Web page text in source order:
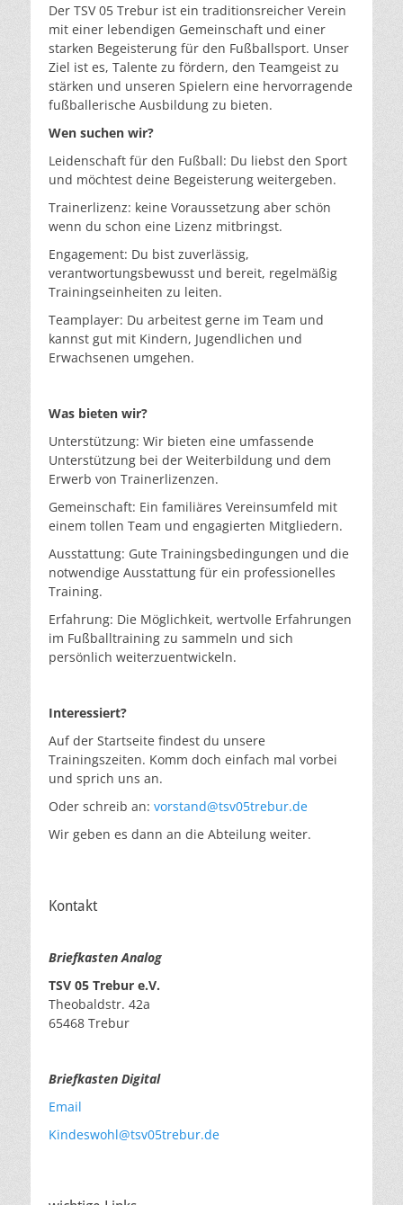
Der TSV 05 Trebur ist ein traditionsreicher Verein
mit einer lebendigen Gemeinschaft und einer
starken Begeisterung für den Fußballsport. Unser
Ziel ist es, Talente zu fördern, den Teamgeist zu
stärken und unseren Spielern eine hervorragende
fußballerische Ausbildung zu bieten.
Wen suchen wir?
Leidenschaft für den Fußball: Du liebst den Sport
und möchtest deine Begeisterung weitergeben.
Trainerlizenz: keine Voraussetzung aber schön
wenn du schon eine Lizenz mitbringst.
Engagement: Du bist zuverlässig,
verantwortungsbewusst und bereit, regelmäßig
Trainingseinheiten zu leiten.
Teamplayer: Du arbeitest gerne im Team und
kannst gut mit Kindern, Jugendlichen und
Erwachsenen umgehen.
Was bieten wir?
Unterstützung: Wir bieten eine umfassende
Unterstützung bei der Weiterbildung und dem
Erwerb von Trainerlizenzen.
Gemeinschaft: Ein familiäres Vereinsumfeld mit
einem tollen Team und engagierten Mitgliedern.
Ausstattung: Gute Trainingsbedingungen und die
notwendige Ausstattung für ein professionelles
Training.
Erfahrung: Die Möglichkeit, wertvolle Erfahrungen
im Fußballtraining zu sammeln und sich
persönlich weiterzuentwickeln.
Interessiert?
Auf der Startseite findest du unsere
Trainingszeiten. Komm doch einfach mal vorbei
und sprich uns an.
Oder schreib an: vorstand@tsv05trebur.de
Wir geben es dann an die Abteilung weiter.
Kontakt
Briefkasten Analog
TSV 05 Trebur e.V.
Theobaldstr. 42a
65468 Trebur
Briefkasten Digital
Email
Kindeswohl@tsv05trebur.de